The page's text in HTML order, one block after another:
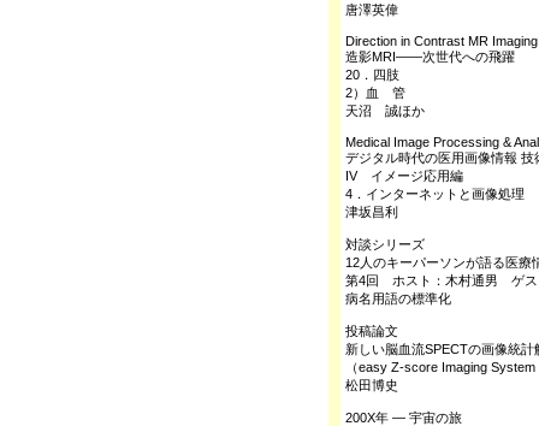
唐澤英偉
Direction in Contrast MR
造影MRI――次世代への飛躍
20．四肢
2）血 管
天沼 誠ほか
Medical Image Processing &
デジタル時代の医用画像情報 技
IV イメージ応用編
4．インターネットと画像処理
津坂昌利
対談シリーズ
12人のキーパーソンが語る医療
第4回 ホスト：木村通男 ゲス
病名用語の標準化
投稿論文
新しい脳血流SPECTの画像統計
（easy Z-score Imaging
松田博史
200X年 ― 宇宙の旅